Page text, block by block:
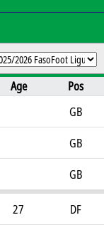
Age Pos
GB
GB
GB
27 DF